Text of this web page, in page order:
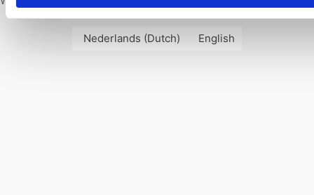
Nederlands (Dutch) English